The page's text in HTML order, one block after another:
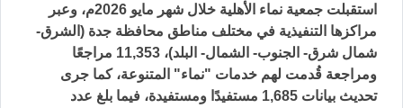
استقبلت جمعية نماء الأهلية خلال شهر مايو 2026م، وعبر
مراكزها التنفيذية في مختلف مناطق محافظة جدة (الشرق-
شمال شرق- الجنوب- الشمال- البلد)، 11,353 مراجعًا
ومراجعة قُدمت لهم خدمات "نماء" المتنوعة، كما جرى
تحديث بيانات 1,685 مستفيدًا ومستفيدة، فيما بلغ عدد